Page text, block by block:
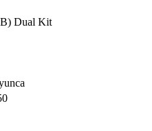
Dual Kit